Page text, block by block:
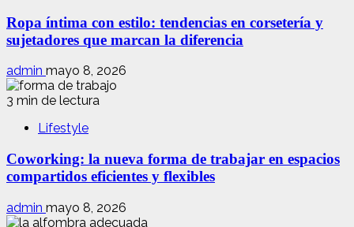
Ropa íntima con estilo: tendencias en corsetería y
sujetadores que marcan la diferencia
admin mayo 8, 2026
3 min de lectura
Lifestyle
Coworking: la nueva forma de trabajar en espacios
compartidos eficientes y flexibles
admin mayo 8, 2026